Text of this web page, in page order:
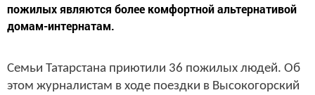
пожилых являются более комфортной альтернативой
домам-интернатам.
Семьи Татарстана приютили 36 пожилых людей. Об
этом журналистам в ходе поездки в Высокогорский